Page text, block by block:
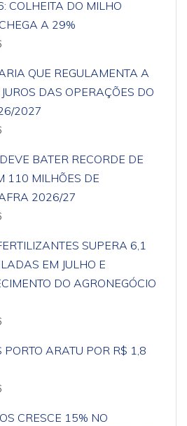
COLHEITA DO MILHO
A 29%
QUE REGULAMENTA A
DAS OPERAÇÕES DO
2027
BATER RECORDE DE
110 MILHÕES DE
2026/27
SUPERA 6,1
EM JULHO E
DO AGRONEGÓCIO
ARATU POR R$ 1,8
CRESCE 15% NO